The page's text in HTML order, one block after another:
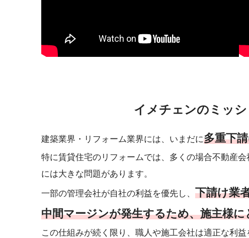
イメチェンのミッ
建築業界・リフォーム業界には、いまだに多重下
特に賃貸住宅のリフォームでは、多くの場合不動産
には大きな問題があります。
一部の管理会社が自社の利益を優先し、 下請け業
中間マージンが発生するため、施主様
この仕組みが続く限り、職人や施工会社は適正な利